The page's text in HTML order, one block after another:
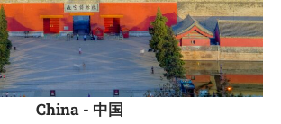
China - 中国